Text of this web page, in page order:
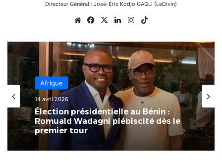
Directeur Général : José-Éric Kodjo GAGLI (LeDivin)
WebsiteFacebook
X LinkedinInstagram
Afrique
14 avril 2026
Élection présidentielle au Bénin :
Romuald Wadagni plébiscité dès le
premier tour